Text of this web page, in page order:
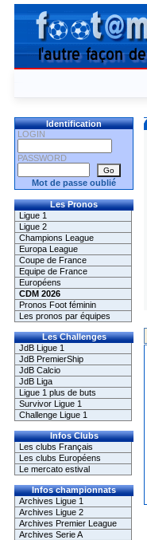
Identification
LOGIN
PASSWORD
Mot de passe oublié
Les Pronos
Ligue 1
Ligue 2
Champions League
Europa League
Coupe de France
Equipe de France
Européens
CDM 2026
Pronos Foot féminin
Les pronos par équipes
Les Challenges
JdB Ligue 1
JdB PremierShip
JdB Calcio
JdB Liga
Ligue 1 plus de buts
Survivor Ligue 1
Challenge Ligue 1
Infos Clubs
Les clubs Français
Les clubs Européens
Le mercato estival
Infos championnats
Archives Ligue 1
Archives Ligue 2
Archives Premier League
Archives Serie A